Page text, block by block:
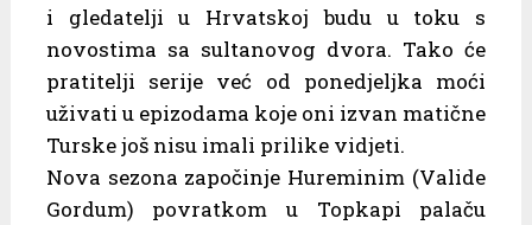
i gledatelji u Hrvatskoj budu u toku s
novostima sa sultanovog dvora. Tako će
pratitelji serije već od ponedjeljka moći
uživati u epizodama koje oni izvan matične
Turske još nisu imali prilike vidjeti.
Nova sezona započinje Hureminim (Valide
Gordum) povratkom u Topkapi palaču